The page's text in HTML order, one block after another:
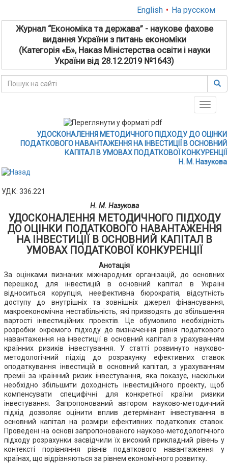
English • На русском
Журнал “Економіка та держава” - наукове фахове
видання України з питань економіки
(Категорія «Б», Наказ Міністерства освіти і науки
України від 28.12.2019 №1643)
Toggle
УДОСКОНАЛЕННЯ МЕТОДИЧНОГО ПІДХОДУ ДО ОЦІНКИ
ПОДАТКОВОГО НАВАНТАЖЕННЯ НА ІНВЕСТИЦІЇ В ОСНОВНИЙ
КАПІТАЛ В УМОВАХ ПОДАТКОВОЇ КОНКУРЕНЦІЇ
Н. М. Назукова
УДК: 336.221
Н. М. Назукова
УДОСКОНАЛЕННЯ МЕТОДИЧНОГО ПІДХОДУ
ДО ОЦІНКИ ПОДАТКОВОГО НАВАНТАЖЕННЯ
НА ІНВЕСТИЦІЇ В ОСНОВНИЙ КАПІТАЛ В
УМОВАХ ПОДАТКОВОЇ КОНКУРЕНЦІЇ
Анотація
За оцінками визнаних міжнародних організацій, до основних
перешкод для інвестицій в основний капітал в Україні
відноситься корупція, неефективна бюрократія, відсутність
доступу до внутрішніх та зовнішніх джерел фінансування,
макроекономічна нестабільність, які призводять до збільшення
вартості інвестиційних проектів. Це обумовило необхідність
розробки окремого підходу до визначення рівня податкового
навантаження на інвестиції в основний капітал з урахуванням
країнних ризиків інвестування. У статті розвинуто науково-
методологічний підхід до розрахунку ефективних ставок
оподаткування інвестицій в основний капітал, з урахуванням
премії за країнний ризик інвестування, яка показує, наскільки
необхідно збільшити доходність інвестиційного проекту, щоб
компенсувати специфічні для конкретної країни ризики
інвестування. Запропонований автором науково-методичний
підхід дозволяє оцінити вплив детермінант інвестування в
основний капітал на розміри ефективних податкових ставок.
Проведені на основі запропонованого науково-методологічного
підходу розрахунки засвідчили їх високий прикладний рівень у
контексті порівняння рівнів податкового навантаження у
країнах, що відрізняються за рівнем економічного розвитку.